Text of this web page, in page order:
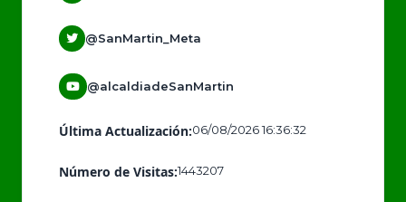
@SanMartin_Meta
@alcaldiadeSanMartin
Última Actualización:06/08/2026 16:36:32
Número de Visitas:1443207